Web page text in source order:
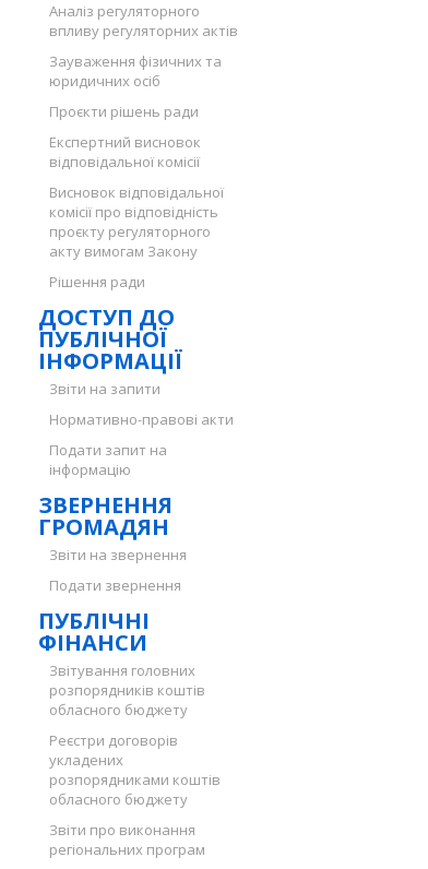
Аналіз регуляторного
впливу регуляторних актів
Зауваження фізичних та
юридичних осіб
Проєкти рішень ради
Експертний висновок
відповідальної комісії
Висновок відповідальної
комісії про відповідність
проєкту регуляторного
акту вимогам Закону
Рішення ради
ДОСТУП ДО
ПУБЛІЧНОЇ
ІНФОРМАЦІЇ
Звіти на запити
Нормативно-правові акти
Подати запит на
інформацію
ЗВЕРНЕННЯ
ГРОМАДЯН
Звіти на звернення
Подати звернення
ПУБЛІЧНІ
ФІНАНСИ
Звітування головних
розпорядників коштів
обласного бюджету
Реєстри договорів
укладених
розпорядниками коштів
обласного бюджету
Звіти про виконання
регіональних програм